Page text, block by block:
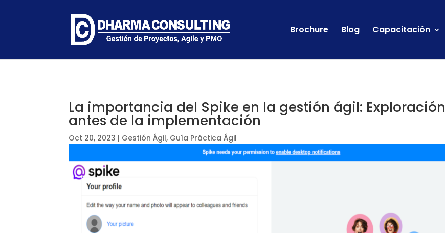
Brochure Blog Capacitación
La importancia del Spike en la gestión ágil: Exploración
antes de la implementación
Oct 20, 2023 | Gestión Ágil, Guía Práctica Ágil